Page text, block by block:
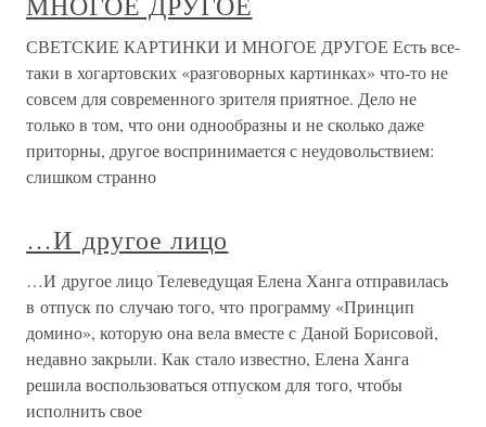
СВЕТСКИЕ КАРТИНКИ И МНОГОЕ ДРУГОЕ Есть все-
таки в хогартовских «разговорных картинках» что-то не
совсем для современного зрителя приятное. Дело не
только в том, что они однообразны и не сколько даже
приторны, другое воспринимается с неудовольствием:
слишком странно
…И другое лицо
…И другое лицо Телеведущая Елена Ханга отправилась
в отпуск по случаю того, что программу «Принцип
домино», которую она вела вместе с Даной Борисовой,
недавно закрыли. Как стало известно, Елена Ханга
решила воспользоваться отпуском для того, чтобы
исполнить свое